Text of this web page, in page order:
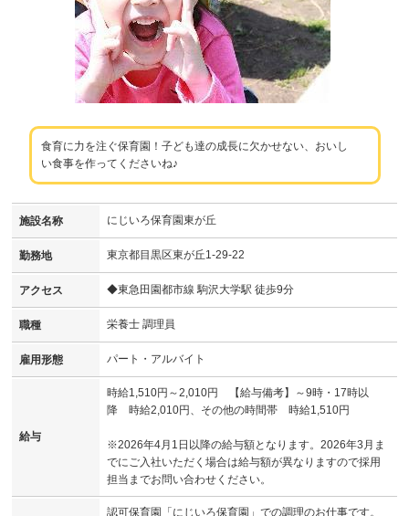
食育に力を注ぐ保育園！子ども達の成長に欠かせない、おいし
い食事を作ってくださいね♪
施設名称 にじいろ保育園東が丘
勤務地 東京都目黒区東が丘1-29-22
アクセス ◆東急田園都市線 駒沢大学駅 徒歩9分
職種 栄養士 調理員
雇用形態 パート・アルバイト
給与
時給1,510円～2,010円 【給与備考】～9時・17時以
降 時給2,010円、その他の時間帯 時給1,510円
※2026年4月1日以降の給与額となります。2026年3月ま
でにご入社いただく場合は給与額が異なりますので採用
担当までお問い合わせください。
認可保育園「にじいろ保育園」での調理のお仕事です。